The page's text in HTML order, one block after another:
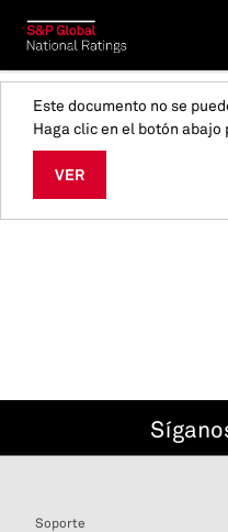
Este documento no se
Haga clic en el botón abajo
VER
Soporte